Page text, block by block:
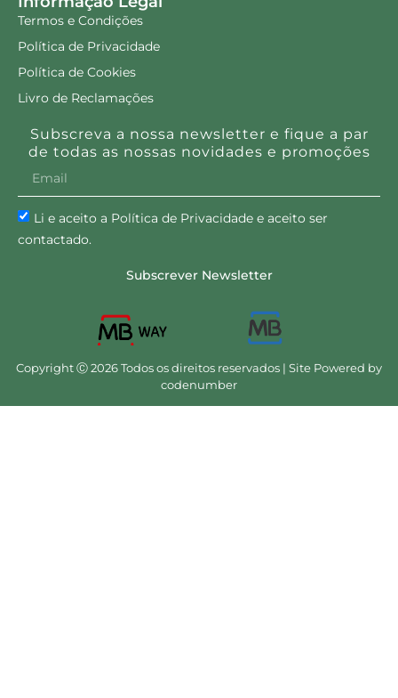
Termos e Condições
Política de Privacidade
Política de Cookies
Livro de Reclamações
Subscreva a nossa newsletter e fique a par
de todas as nossas novidades e promoções
Li e aceito a Política de Privacidade e aceito ser
contactado.
Subscrever Newsletter
Copyright Ⓒ 2026 Todos os direitos reservados | Site Powered by
codenumber